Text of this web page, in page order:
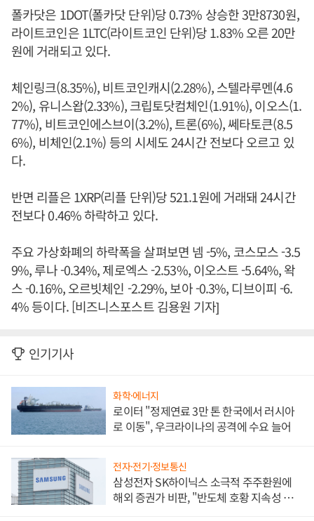
폴카닷은 1DOT(폴카닷 단위)당 0.73% 상승한 3만8730원,
라이트코인은 1LTC(라이트코인 단위)당 1.83% 오른 20만
원에 거래되고 있다.
체인링크(8.35%), 비트코인캐시(2.28%), 스텔라루멘(4.6
2%), 유니스왑(2.33%), 크립토닷컴체인(1.91%), 이오스(1.
77%), 비트코인에스브이(3.2%), 트론(6%), 쎄타토큰(8.5
6%), 비체인(2.1%) 등의 시세도 24시간 전보다 오르고 있
다.
반면 리플은 1XRP(리플 단위)당 521.1원에 거래돼 24시간
전보다 0.46% 하락하고 있다.
주요 가상화폐의 하락폭을 살펴보면 넴 -5%, 코스모스 -3.5
9%, 루나 -0.34%, 제로엑스 -2.53%, 이오스트 -5.64%, 왁
스 -0.16%, 오르빗체인 -2.29%, 보아 -0.3%, 디브이피 -6.
4% 등이다. [비즈니스포스트 김용원 기자]
인기기사
화학·에너지
로이터 "정제연료 3만 톤 한국에서 러시아
로 이동", 우크라이나의 공격에 수요 늘어
전자·전기·정보통신
삼성전자 SK하이닉스 소극적 주주환원에
해외 증권가 비판, "반도체 호황 지속성 의